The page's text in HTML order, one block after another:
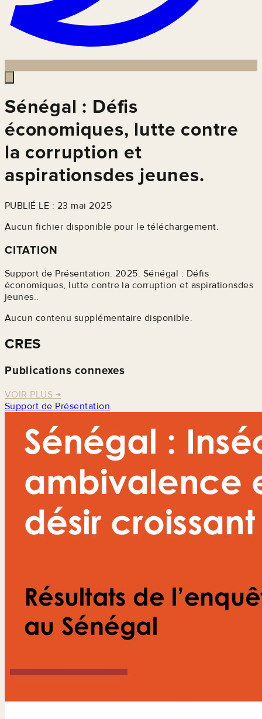
Sénégal : Défis
économiques, lutte contre
la corruption et
aspirationsdes jeunes.
PUBLIÉ LE : 23 mai 2025
Aucun fichier disponible pour le téléchargement.
CITATION
Support de Présentation. 2025. Sénégal : Défis
économiques, lutte contre la corruption et aspirationsdes
jeunes..
Aucun contenu supplémentaire disponible.
CRES
Publications connexes
VOIR PLUS →
Support de Présentation